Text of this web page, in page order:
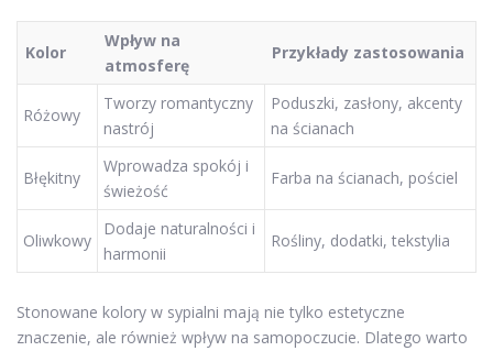
Kolor
Wpływ na
atmosferę
Przykłady zastosowania
Różowy
Tworzy romantyczny
nastrój
Poduszki, zasłony, akcenty
na ścianach
Błękitny
Wprowadza spokój i
świeżość
Farba na ścianach, pościel
Oliwkowy
Dodaje naturalności i
harmonii
Rośliny, dodatki, tekstylia
Stonowane kolory w sypialni mają nie tylko estetyczne
znaczenie, ale również wpływ na samopoczucie. Dlatego warto